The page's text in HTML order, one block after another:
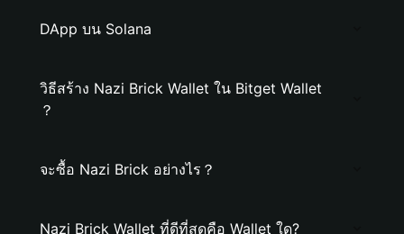
DApp บน Solana
วิธีสร้าง Nazi Brick Wallet ใน Bitget Wallet
？
จะซื้อ Nazi Brick อย่างไร？
Nazi Brick Wallet ที่ดีที่สุดคือ Wallet ใด?